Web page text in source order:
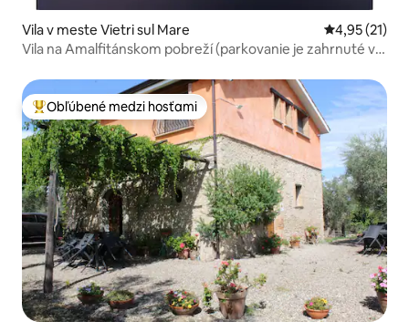
Vila v meste Vietri sul Mare Priemerné
4,95 (21)
Vila na Amalfitánskom pobreží (parkovanie je zahrnuté v
Najobľúbenejšie medzi hosťami
Obľúbené medzi hosťami